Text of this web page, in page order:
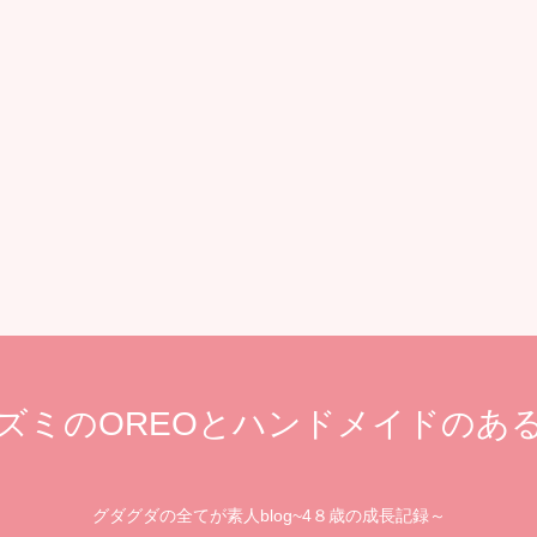
ミのOREOとハンドメイドのあ
グダグダの全てが素人blog~4８歳の成長記録～